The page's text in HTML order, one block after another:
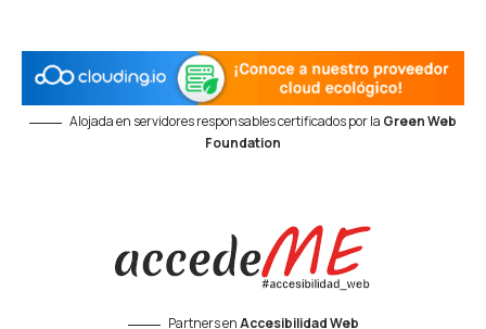
Alojada en servidores responsables certificados por la Green Web
Foundation
Partners enAccesibilidad Web